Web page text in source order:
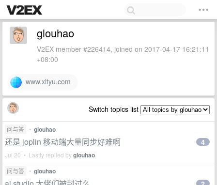
glouhao
V2EX member #226414, joined on 2017-04-17 16:21:11
+08:00
www.xltyu.com
Switch topics list
问与答 • glouhao
还是 joplin 移动端大量同步好难啊
Jul 20 • Lastly replied byglouhao
4
问与答 • glouhao